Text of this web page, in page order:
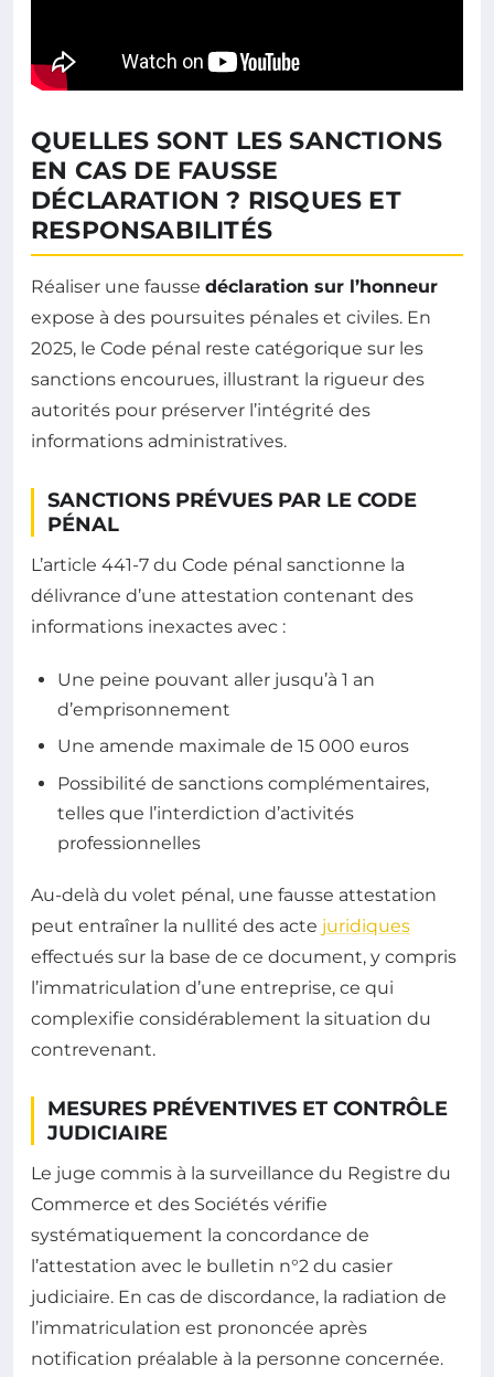
QUELLES SONT LES SANCTIONS
EN CAS DE FAUSSE
DÉCLARATION ? RISQUES ET
RESPONSABILITÉS
Réaliser une fausse déclaration sur l’honneur
expose à des poursuites pénales et civiles. En
2025, le Code pénal reste catégorique sur les
sanctions encourues, illustrant la rigueur des
autorités pour préserver l’intégrité des
informations administratives.
SANCTIONS PRÉVUES PAR LE CODE
PÉNAL
L’article 441-7 du Code pénal sanctionne la
délivrance d’une attestation contenant des
informations inexactes avec :
Une peine pouvant aller jusqu’à 1 an
d’emprisonnement
Une amende maximale de 15 000 euros
Possibilité de sanctions complémentaires,
telles que l’interdiction d’activités
professionnelles
Au-delà du volet pénal, une fausse attestation
peut entraîner la nullité des acte juridiques
effectués sur la base de ce document, y compris
l’immatriculation d’une entreprise, ce qui
complexifie considérablement la situation du
contrevenant.
MESURES PRÉVENTIVES ET CONTRÔLE
JUDICIAIRE
Le juge commis à la surveillance du Registre du
Commerce et des Sociétés vérifie
systématiquement la concordance de
l’attestation avec le bulletin n°2 du casier
judiciaire. En cas de discordance, la radiation de
l’immatriculation est prononcée après
notification préalable à la personne concernée.